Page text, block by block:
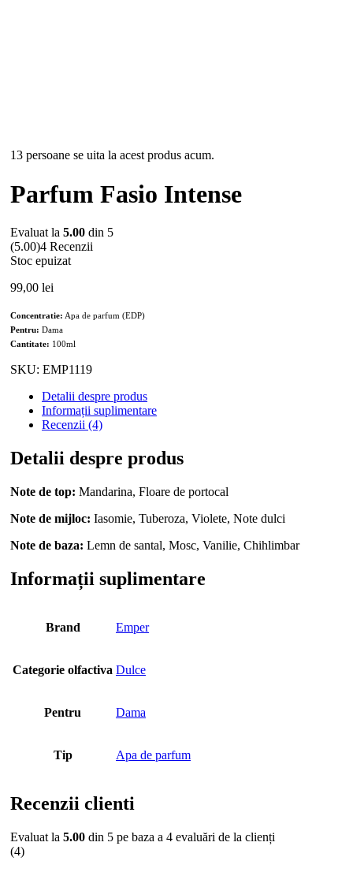
13 persoane se uita la acest produs acum.
Parfum Fasio Intense
Evaluat la 5.00 din 5
(5.00)4 Recenzii
Stoc epuizat
99,00 lei
Concentratie: Apa de parfum (EDP)
Pentru: Dama
Cantitate: 100ml
SKU: EMP1119
Detalii despre produs
Informații suplimentare
Recenzii (4)
Detalii despre produs
Note de top: Mandarina, Floare de portocal
Note de mijloc: Iasomie, Tuberoza, Violete, Note dulci
Note de baza: Lemn de santal, Mosc, Vanilie, Chihlimbar
Informații suplimentare
Brand Emper
Categorie olfactiva Dulce
Pentru Dama
Tip Apa de parfum
Recenzii clienti
Evaluat la 5.00 din 5 pe baza a 4 evaluări de la clienți
(4)